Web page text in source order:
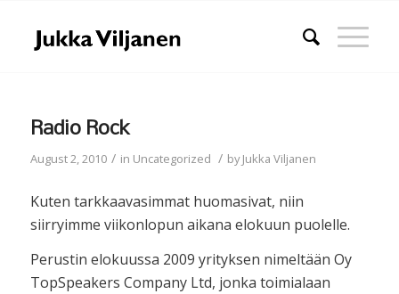
Radio Rock
August 2, 2010 / in Uncategorized / byJukka Viljanen
Kuten tarkkaavasimmat huomasivat, niin
siirryimme viikonlopun aikana elokuun puolelle.
Perustin elokuussa 2009 yrityksen nimeltään Oy
TopSpeakers Company Ltd, jonka toimialaan